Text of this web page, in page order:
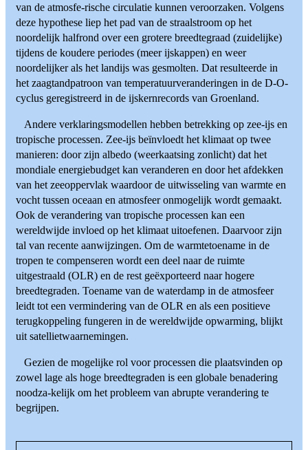
van de atmosfe-rische circulatie kunnen veroorzaken. Volgens
deze hypothese liep het pad van de straalstroom op het
noordelijk halfrond over een grotere breedtegraad (zuidelijke)
tijdens de koudere periodes (meer ijskappen) en weer
noordelijker als het landijs was gesmolten. Dat resulteerde in
het zaagtandpatroon van temperatuurveranderingen in de D-O-
cyclus geregistreerd in de ijskernrecords van Groenland.
Andere verklaringsmodellen hebben betrekking op zee-ijs en
tropische processen. Zee-ijs beïnvloedt het klimaat op twee
manieren: door zijn albedo (weerkaatsing zonlicht) dat het
mondiale energiebudget kan veranderen en door het afdekken
van het zeeoppervlak waardoor de uitwisseling van warmte en
vocht tussen oceaan en atmosfeer onmogelijk wordt gemaakt.
Ook de verandering van tropische processen kan een
wereldwijde invloed op het klimaat uitoefenen. Daarvoor zijn
tal van recente aanwijzingen. Om de warmtetoename in de
tropen te compenseren wordt een deel naar de ruimte
uitgestraald (OLR) en de rest geëxporteerd naar hogere
breedtegraden. Toename van de waterdamp in de atmosfeer
leidt tot een vermindering van de OLR en als een positieve
terugkoppeling fungeren in de wereldwijde opwarming, blijkt
uit satellietwaarnemingen.
Gezien de mogelijke rol voor processen die plaatsvinden op
zowel lage als hoge breedtegraden is een globale benadering
noodza-kelijk om het probleem van abrupte verandering te
begrijpen.